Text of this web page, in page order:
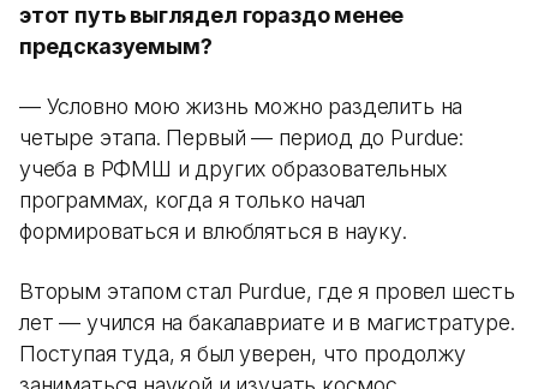
этот путь выглядел гораздо менее
предсказуемым?
— Условно мою жизнь можно разделить на
четыре этапа. Первый — период до Purdue:
учеба в РФМШ и других образовательных
программах, когда я только начал
формироваться и влюбляться в науку.
Вторым этапом стал Purdue, где я провел шесть
лет — учился на бакалавриате и в магистратуре.
Поступая туда, я был уверен, что продолжу